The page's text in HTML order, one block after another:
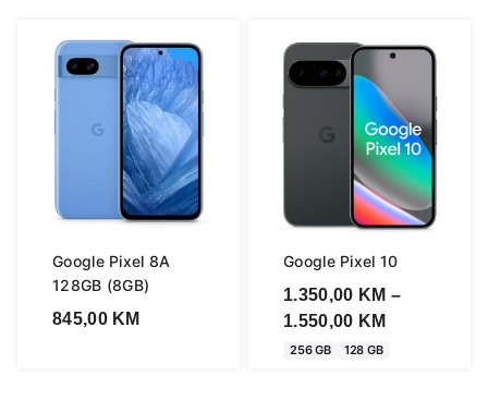
Google Pixel 8A
128GB (8GB)
845,00 KM
Google Pixel 10
1.350,00 KM –
1.550,00 KMPrice
256 GB 128 GB